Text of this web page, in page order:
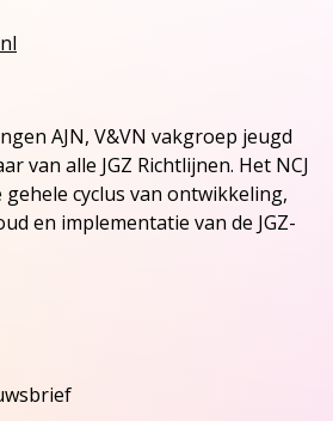
AJN, V&VN vakgroep jeugd
van alle JGZ Richtlijnen. Het NCJ
cyclus van ontwikkeling,
en implementatie van de JGZ-